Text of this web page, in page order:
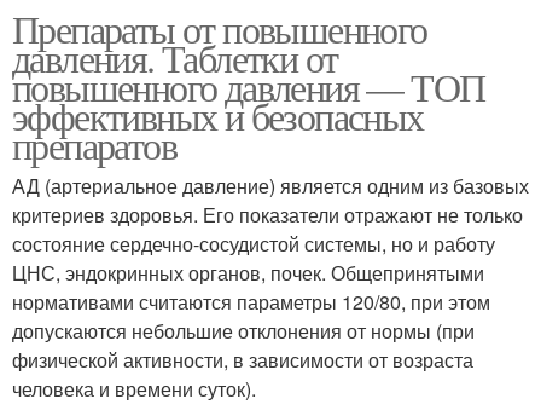
Препараты от повышенного
давления. Таблетки от
повышенного давления — ТОП
эффективных и безопасных
препаратов
АД (артериальное давление) является одним из базовых
критериев здоровья. Его показатели отражают не только
состояние сердечно-сосудистой системы, но и работу
ЦНС, эндокринных органов, почек. Общепринятыми
нормативами считаются параметры 120/80, при этом
допускаются небольшие отклонения от нормы (при
физической активности, в зависимости от возраста
человека и времени суток).